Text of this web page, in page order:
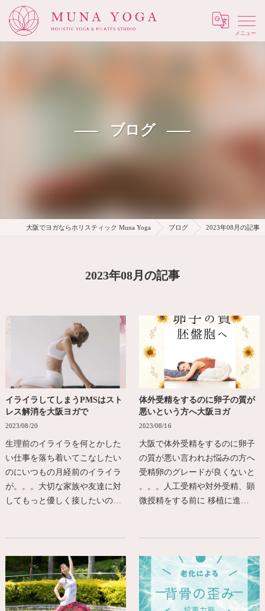
Menu
ブログ
大阪でヨガならホリスティック Muna Yoga ブログ 2023年08月の記事
2023年08月の記事
イライラしてしまうPMSはスト
レス解消を大阪ヨガで
2023/08/20
生理前のイライラを何とかした
い仕事を落ち着いてこなしたい
のにいつもの月経前のイライラ
が。。。大切な家族や友達に対
してもっと優しく接したいの…
体外受精をするのに卵子の質が
悪いという方へ大阪ヨガ
2023/08/16
大阪で体外受精をするのに卵子
の質が悪い言われお悩みの方へ
受精卵のグレードが良くないと
。。。人工受精や対外受精、顕
微授精をする前に 移植に進…